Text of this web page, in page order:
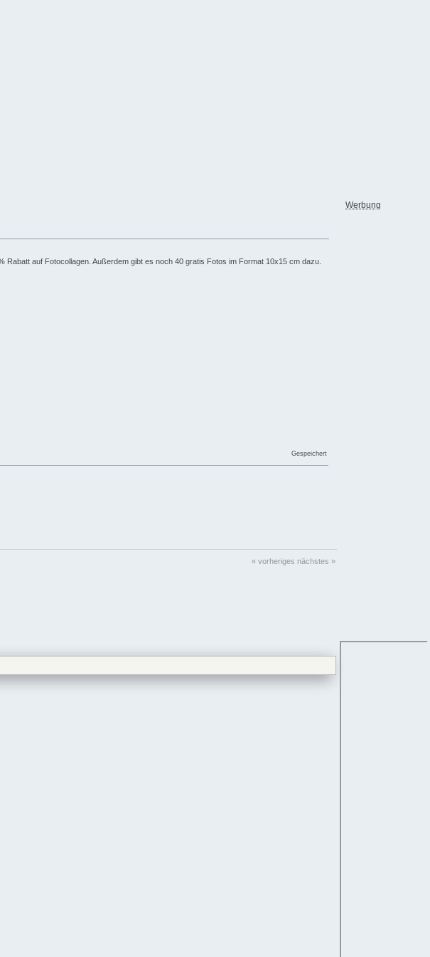
auf Fotocollagen. Außerdem gibt es noch 40 gratis Fotos im Format 10x15 cm dazu.
Gespeichert
« vorheriges nächstes »
Werbung